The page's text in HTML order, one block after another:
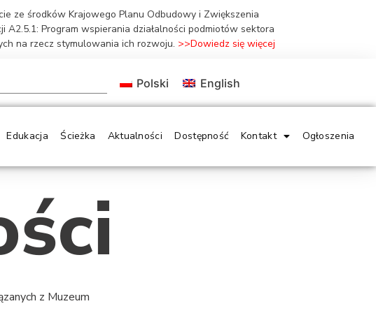
ze środków Krajowego Planu Odbudowy i Zwiększenia
A2.5.1: Program wspierania działalności podmiotów sektora
na rzecz stymulowania ich rozwoju. >>Dowiedz się więcej
Polski English
Edukacja Ścieżka Aktualności Dostępność Kontakt Ogłoszenia
z Muzeum